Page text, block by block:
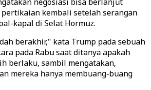
kembali setelah serangan
kapal di Selat Hormuz.
berakhir," kata Trump pada sebuah
pada Rabu saat ditanya apakah
berlaku, sambil mengatakan,
mereka hanya membuang-buang